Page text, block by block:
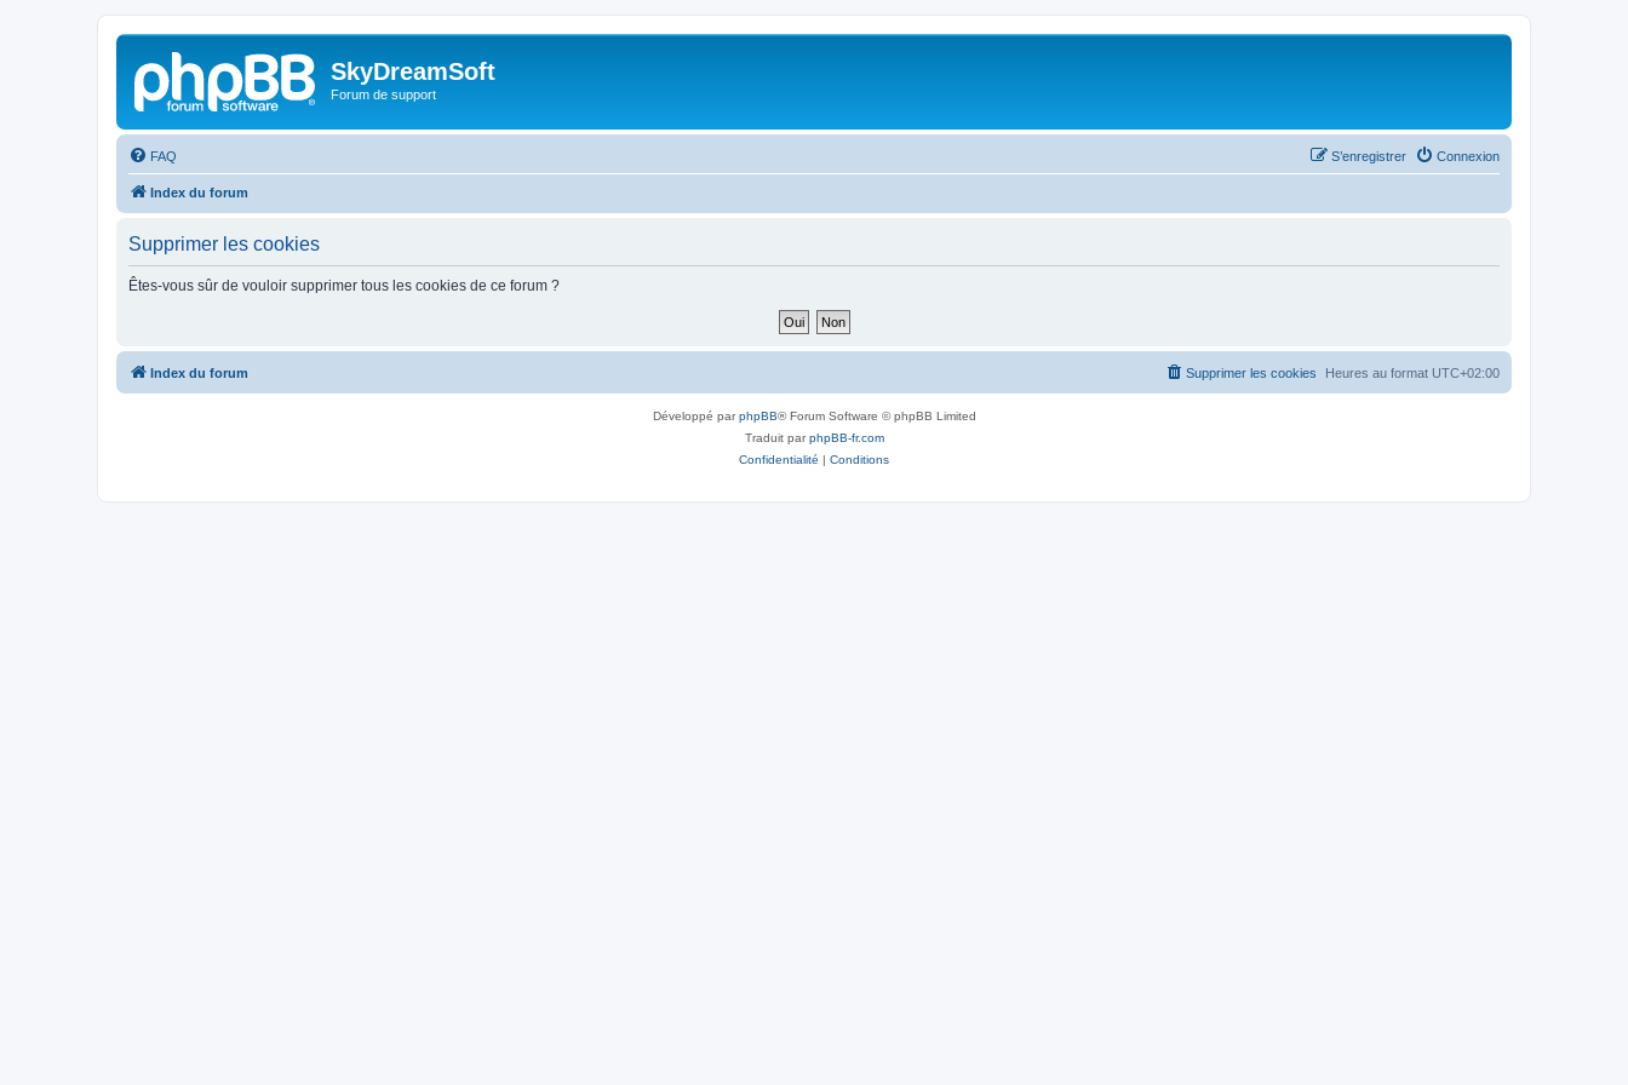
SkyDreamSoft
Forum de support
FAQ Connexion
S’enregistrer
Index du forum
Supprimer les cookies
Êtes-vous sûr de vouloir supprimer tous les cookies de ce forum ?
Index du forum Heures au format UTC+02:00
Supprimer les cookies
Développé parphpBB® Forum Software © phpBB Limited
Traduit parphpBB-fr.com
Confidentialité | Conditions